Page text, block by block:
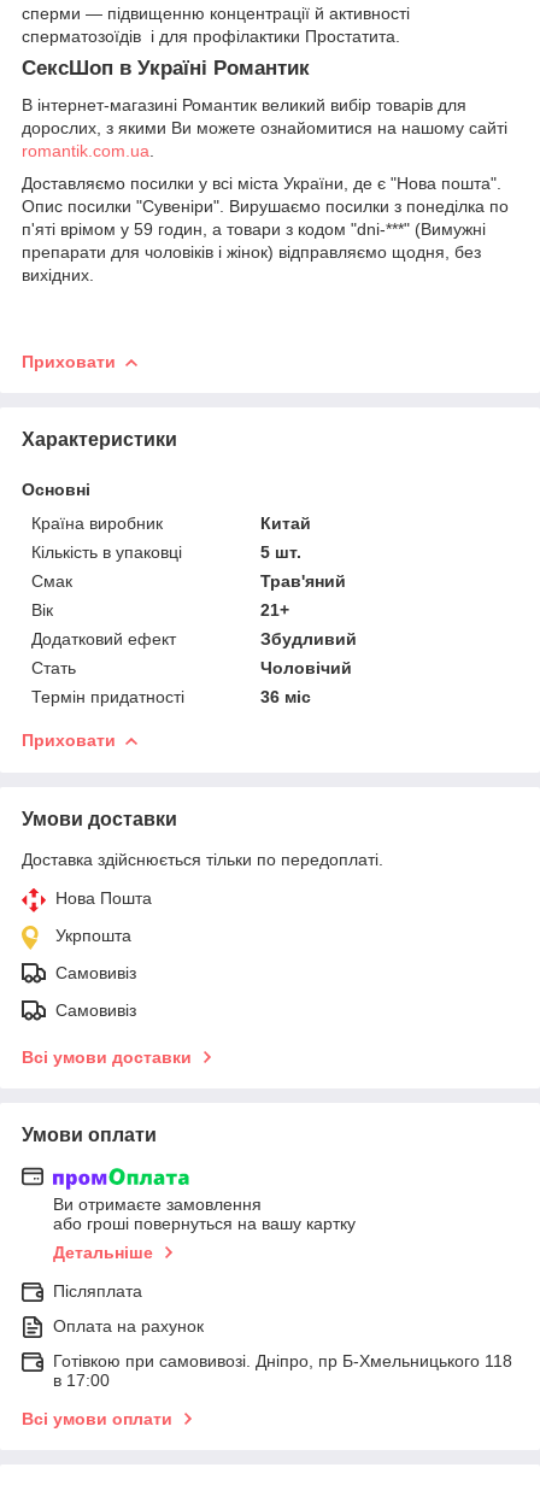
сперми — підвищенню концентрації й активності
сперматозоїдів і для профілактики Простатита.
СексШоп в Україні Романтик
В інтернет-магазині Романтик великий вибір товарів для
дорослих, з якими Ви можете ознайомитися на нашому сайті
romantik.com.ua
Доставляємо посилки у всі міста України, де є "Нова пошта".
Опис посилки "Сувеніри". Вирушаємо посилки з понеділка по
п'яті врімом у 59 годин, а товари з кодом "dni-***" (Вимужні
препарати для чоловіків і жінок) відправляємо щодня, без
вихідних.
Приховати
Характеристики
Основні
Країна виробник
Китай
Кількість в упаковці
5 шт.
Смак
Трав'яний
Вік
21+
Додатковий ефект
Збудливий
Стать
Чоловічий
Термін придатності
36 міс
Приховати
Умови доставки
Доставка здійснюється тільки по передоплаті.
Нова Пошта
Укрпошта
Самовивіз
Самовивіз
Всі умови доставки
Умови оплати
Ви отримаєте замовлення
або гроші повернуться на вашу картку
Детальніше
Післяплата
Оплата на рахунок
Готівкою при самовивозі. Дніпро, пр Б-Хмельницького 118
в 17:00
Всі умови оплати